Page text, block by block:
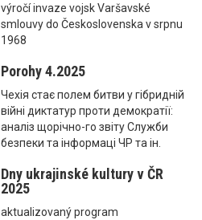
výročí invaze vojsk Varšavské
smlouvy do Československa v srpnu
1968
Porohy 4.2025
Чехія стає полем битви у гібридній
війні диктатур проти демократії:
аналіз щорічно-го звіту Служби
безпеки та інформаці ЧР та ін.
Dny ukrajinské kultury v ČR
2025
aktualizovaný program